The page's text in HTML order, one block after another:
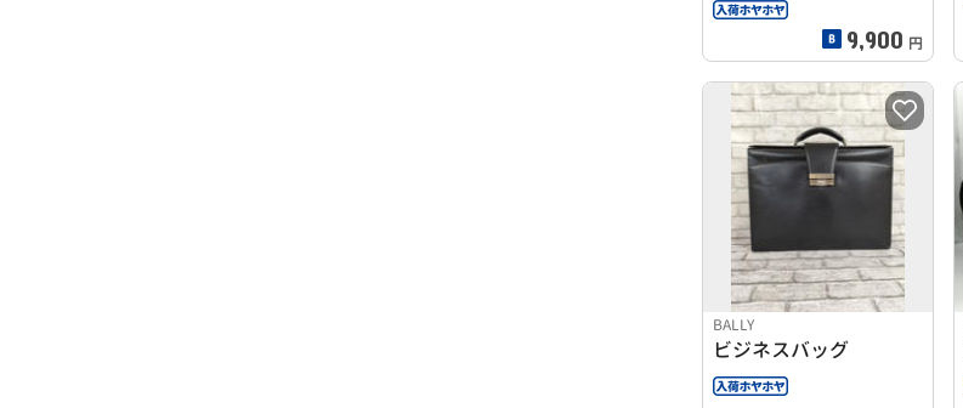
9,900 円
BALLY
ビジネスバッグ